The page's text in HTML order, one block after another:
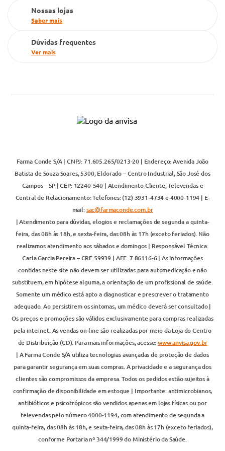
Nossas lojas
Saber mais
Dúvidas frequentes
Ver mais
Farma Conde S/A | CNPJ: 71.605.265/0213-20 | Endereço: Avenida João
Batista de Souza Soares, 5300, Eldorado – Centro Industrial, São José dos
Campos – SP | CEP: 12240-540 | Atendimento Cliente, Televendas e
Central de Relacionamento: Telefones: (12) 3931-4734 e 4000-1194 | E-
mail:sac@farmaconde.com.br
| Atendimento para dúvidas, elogios e reclamações de segunda a quinta-
feira, das 08h às 18h, e sexta-feira, das 08h às 17h (exceto feriados). Não
realizamos atendimento aos sábados e domingos | Responsável Técnica:
Carla Garcia Pereira – CRF 59939 | AFE: 7.86116-6 | As informações
contidas neste site não devem ser utilizadas para automedicação e não
substituem, em hipótese alguma, a orientação de um profissional de saúde.
Somente um médico está apto a diagnosticar e prescrever o tratamento
adequado. Ao persistirem os sintomas, um médico deverá ser consultado |
Os preços e promoções são válidos exclusivamente para compras realizadas
pela internet. As vendas on-line são realizadas por meio da Loja do Centro
de Distribuição (CD). Para mais informações, acesse:www.anvisa.gov.br
| A Farma Conde S/A utiliza tecnologias avançadas de proteção de dados
para garantir segurança em suas compras. A privacidade e a segurança dos
clientes são compromissos da empresa. Todos os pedidos estão sujeitos à
confirmação de disponibilidade em estoque | Importante: antimicrobianos,
antibióticos e psicotrópicos são vendidos apenas em lojas físicas ou por
televendas pelo número 4000-1194, com atendimento de segunda a
quinta-feira, das 08h às 18h, e sexta-feira, das 08h às 17h (exceto feriados),
conforme Portaria nº 344/1999 do Ministério da Saúde.